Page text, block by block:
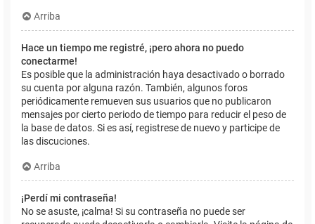
Arriba
Hace un tiempo me registré, ¡pero ahora no puedo
conectarme!
Es posible que la administración haya desactivado o borrado
su cuenta por alguna razón. También, algunos foros
periódicamente remueven sus usuarios que no publicaron
mensajes por cierto periodo de tiempo para reducir el peso de
la base de datos. Si es así, registrese de nuevo y participe de
las discuciones.
Arriba
¡Perdí mi contraseña!
No se asuste, ¡calma! Si su contraseña no puede ser